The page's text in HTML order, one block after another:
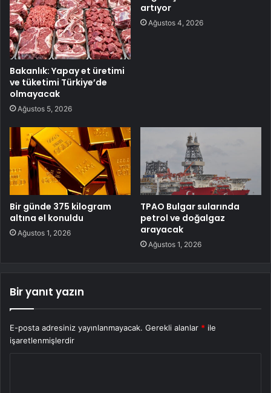
Bakanlık: Yapay et üretimi
ve tüketimi Türkiye’de
olmayacak
Ağustos 5, 2026
artıyor
Ağustos 4, 2026
Bir günde 375 kilogram
altına el konuldu
Ağustos 1, 2026
TPAO Bulgar sularında
petrol ve doğalgaz
arayacak
Ağustos 1, 2026
Bir yanıt yazın
E-posta adresiniz yayınlanmayacak. Gerekli alanlar * ile
işaretlenmişlerdir